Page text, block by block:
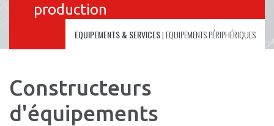
production
EQUIPEMENTS & SERVICES| EQUIPEMENTS PÉRIPHÉRIQUES
Constructeurs
d'équipements